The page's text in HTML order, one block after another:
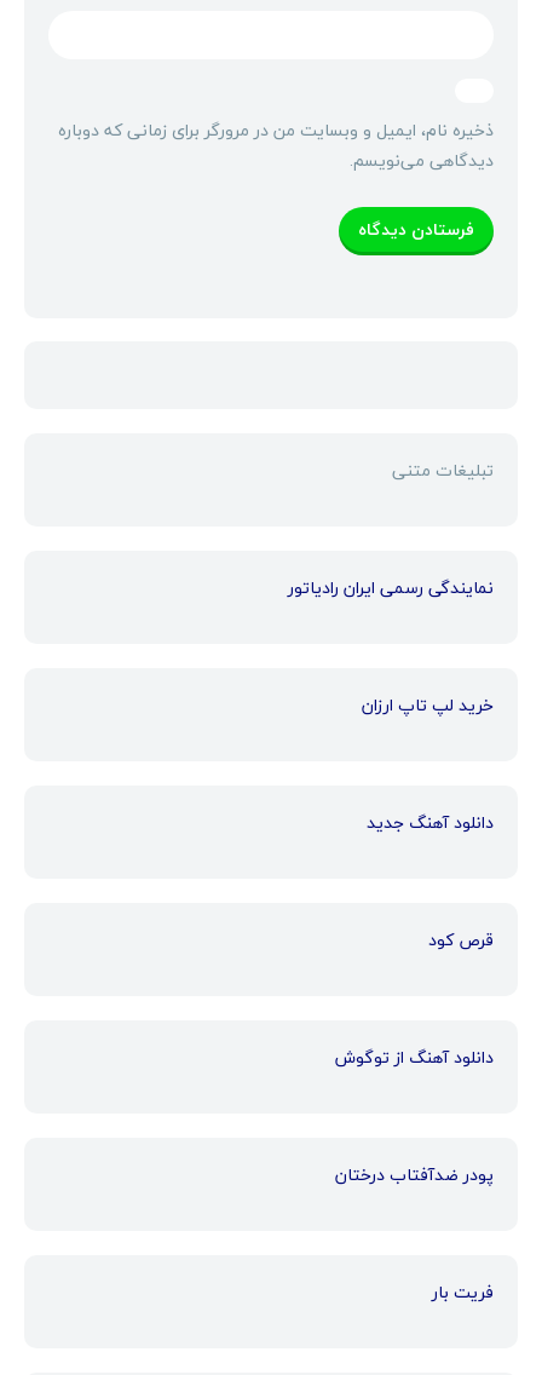
ذخیره نام، ایمیل و وبسایت من در مرورگر برای زمانی که دوباره
دیدگاهی می‌نویسم.
تبلیغات متنی
نمایندگی رسمی ایران رادیاتور
خرید لپ تاپ ارزان
دانلود آهنگ جدید
قرص کود
دانلود آهنگ از توگوش
پودر ضدآفتاب درختان
فریت بار